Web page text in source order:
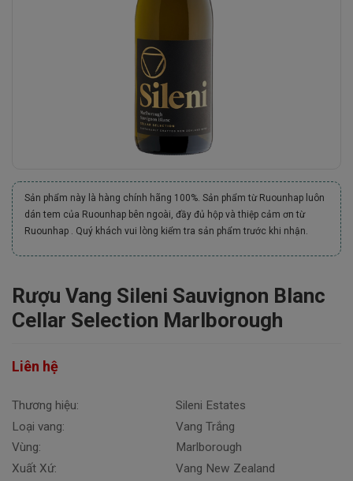
Sản phẩm này là hàng chính hãng 100%. Sản phẩm từ Ruounhap luôn
dán tem của Ruounhap bên ngoài, đầy đủ hộp và thiệp cảm ơn từ
Ruounhap . Quý khách vui lòng kiểm tra sản phẩm trước khi nhận.
Rượu Vang Sileni Sauvignon Blanc
Cellar Selection Marlborough
Liên hệ
Thương hiệu:
Loại vang:
Vùng:
Xuất Xứ:
Sileni Estates
Vang Trắng
Marlborough
Vang New Zealand